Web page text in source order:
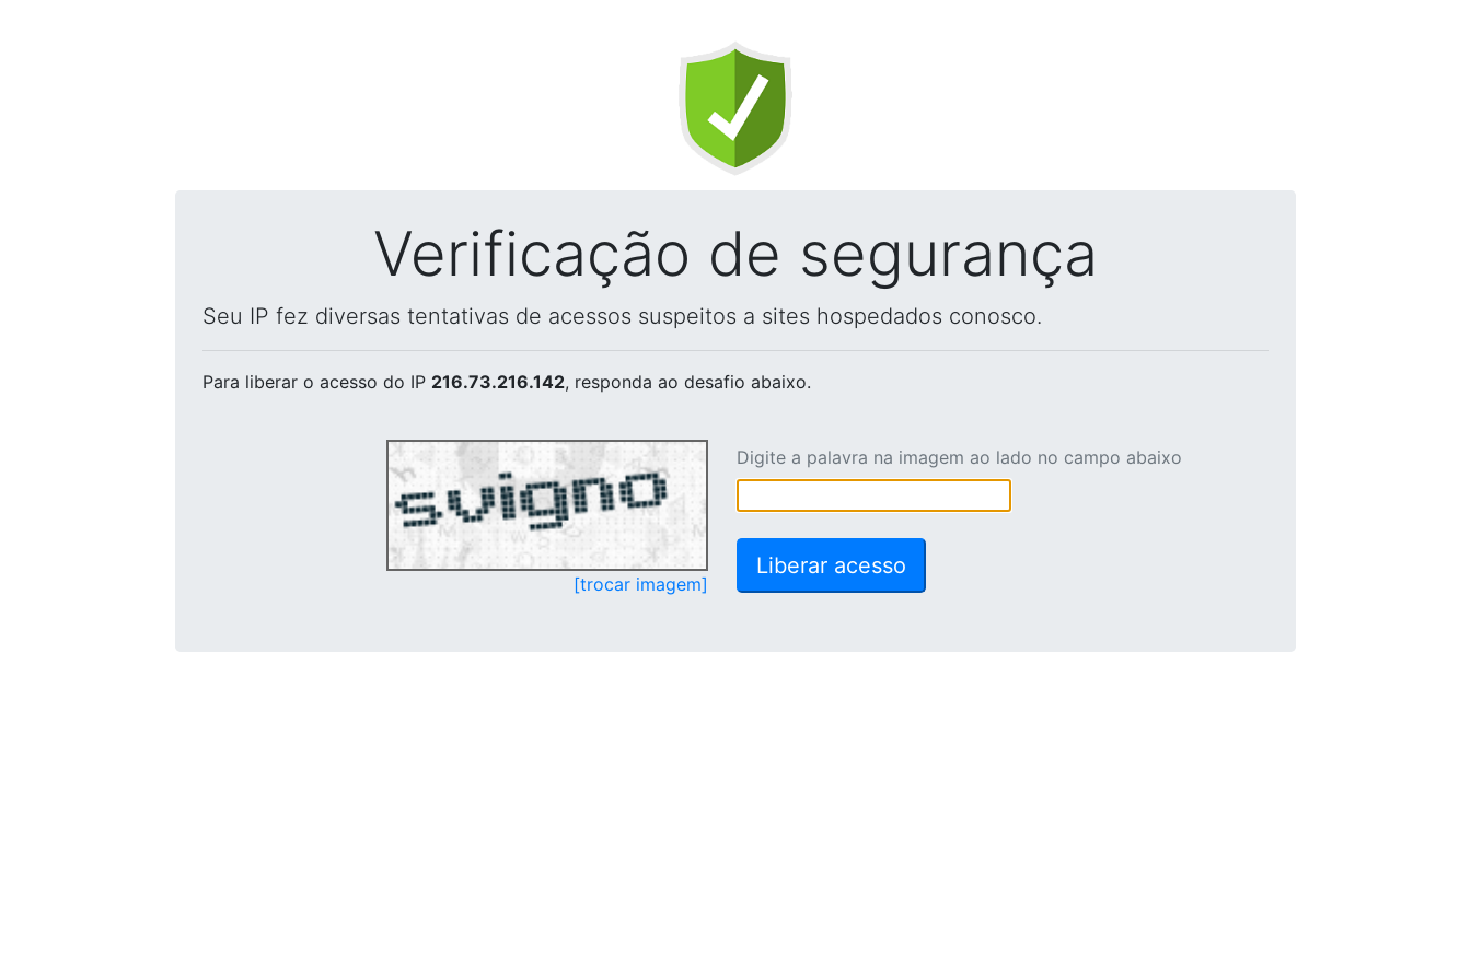
Verificação de segurança
Seu IP fez diversas tentativas de acessos suspeitos a sites hospedados conosco.
Para liberar o acesso do IP 216.73.216.142, responda ao desafio abaixo.
[trocar imagem]
Digite a palavra na imagem ao lado no campo abaixo